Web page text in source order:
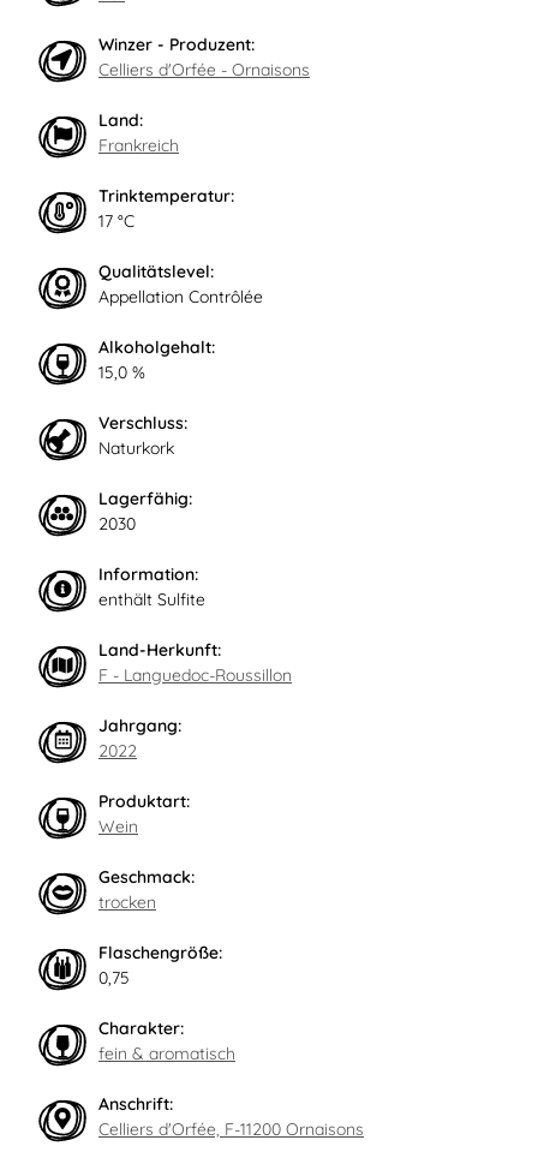
Winzer - Produzent:
Celliers d'Orfée - Ornaisons
Land:
Frankreich
Trinktemperatur:
17 °C
Qualitätslevel:
Appellation Contrôlée
Alkoholgehalt:
15,0 %
Verschluss:
Naturkork
Lagerfähig:
2030
Information:
enthält Sulfite
Land-Herkunft:
F - Languedoc-Roussillon
Jahrgang:
2022
Produktart:
Wein
Geschmack:
trocken
Flaschengröße:
0,75
Charakter:
fein & aromatisch
Anschrift:
Celliers d'Orfée, F-11200 Ornaisons